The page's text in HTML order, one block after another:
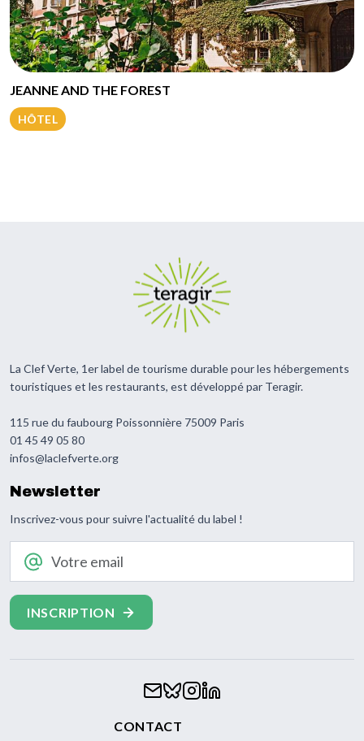
JEANNE AND THE FOREST
HÔTEL
La Clef Verte, 1er label de tourisme durable pour les hébergements
touristiques et les restaurants, est développé par Teragir.
115 rue du faubourg Poissonnière 75009 Paris
01 45 49 05 80
infos@laclefverte.org
Newsletter
Inscrivez-vous pour suivre l'actualité du label !
Footer
CONTACT